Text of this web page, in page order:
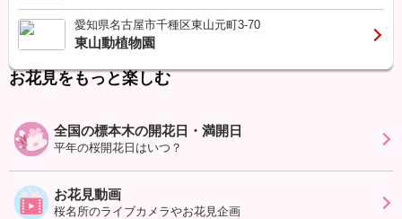
愛知県名古屋市千種区東山元町3-70
東山動植物園
お花見をもっと楽しむ
全国の標本木の開花日・満開日
平年の桜開花日はいつ？
お花見動画
桜名所のライブカメラやお花見企画